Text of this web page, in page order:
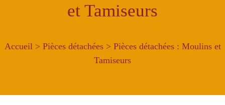
et Tamiseurs
Accueil> Pièces détachées> Pièces détachées : Moulins et
Tamiseurs